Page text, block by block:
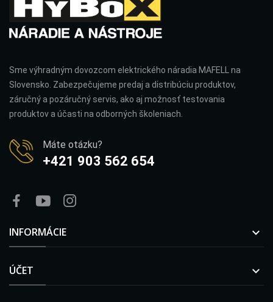
Sme výhradným dovozcom elektrického náradia MAFELL na
Slovensko. Zabezpečujeme predaj a distribúciu produktov,
záručný a pozáručný servis, ako aj možnosť testovania
produktov a účasti na odborných školeniach.
Máte otázku?
+421 903 562 654
INFORMÁCIE 
ÚČET 